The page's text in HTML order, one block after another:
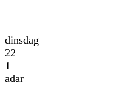
dinsdag
22
1
adar